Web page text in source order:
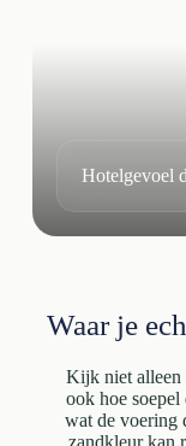
Hotelgevoel
Waar je
Kijk niet alleen
ook hoe
wat de voering
zandkleur kan